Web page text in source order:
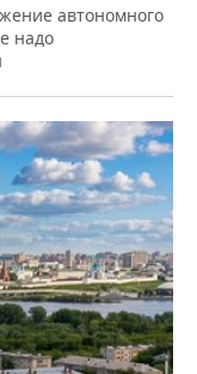
автономного
надо